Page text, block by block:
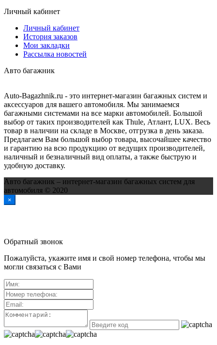
Личный кабинет
Личный кабинет
История заказов
Мои закладки
Рассылка новостей
Авто багажник
Auto-Bagazhnik.ru - это интернет-магазин багажных систем и
аксессуаров для вашего автомобиля. Мы занимаемся
багажными системами на все марки автомобилей. Большой
выбор от таких производителей как Thule, Атлант, LUX. Весь
товар в наличии на складе в Москве, отгрузка в день заказа.
Предлагаем Вам большой выбор товара, высочайшее качество
и гарантию на всю продукцию от ведущих производителей,
наличный и безналичный вид оплаты, а также быструю и
удобную доставку.
Авто багажник – интернет-магазин багажных систем для
автомобиля © 2020
×
Обратный звонок
Пожалуйста, укажите имя и свой номер телефона, чтобы мы
могли связаться с Вами